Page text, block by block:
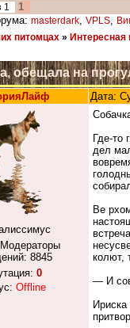
1
1
masterdark, VPLS,
питомцах »
обещала на
Дата:
Модераторы
8845
0
Offline
Где-то
дел
Ве
колют,
— И